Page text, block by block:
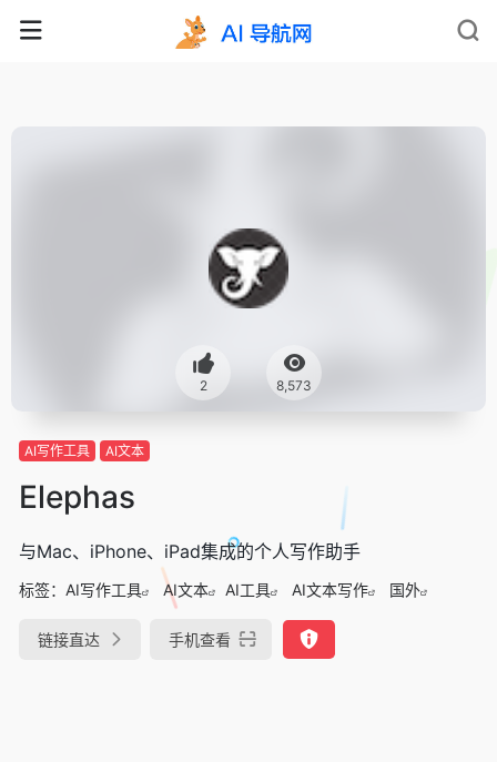
2 8,573
AI写作工具 AI文本
Elephas
与Mac、iPhone、iPad集成的个人写作助手
标签： AI写作工具 AI文本 AI工具 AI文本写作 国外
链接直达 手机查看